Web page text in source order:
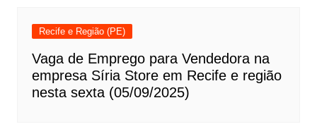
Recife e Região (PE)
Vaga de Emprego para Vendedora na
empresa Síria Store em Recife e região
nesta sexta (05/09/2025)